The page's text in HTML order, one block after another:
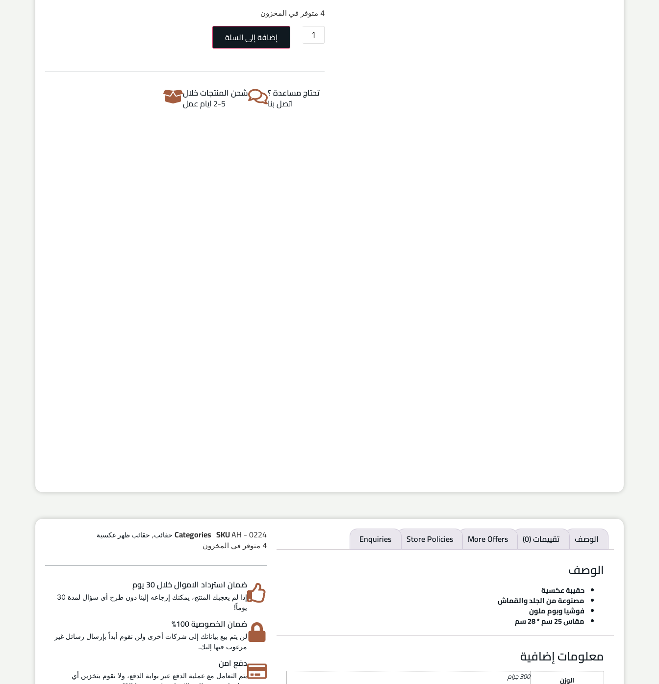
4 متوفر في المخزون
إضافة إلى السلة
تحتاج مساعدة ؟
اتصل بنا
شحن المنتجات خلال
2-5 ايام عمل
الوصف تقييمات (0) More Offers
Store Policies
Enquiries
الوصف
حقيبة عكسية
مصنوعة من الجلد والقماش
فوشيا وبوم ملون
مقاس 25 سم * 28 سم
معلومات إضافية
الوزن 300 جرام
SKUAH - 0224
Categories حقائب, حقائب ظهر عكسية
4 متوفر في المخزون
ضمان استرداد الاموال خلال 30 يوم
إذا لم يعجبك المنتج، يمكنك إرجاعه إلينا دون طرح أي سؤال لمدة 30
يوماً!
ضمان الخصوصية 100%
لن يتم بيع بياناتك إلى شركات أخرى ولن نقوم أبداً بإرسال رسائل غير
مرغوب فيها إليك.
دفع امن
يتم التعامل مع عملية الدفع عبر بوابة الدفع، ولا نقوم بتخزين أي